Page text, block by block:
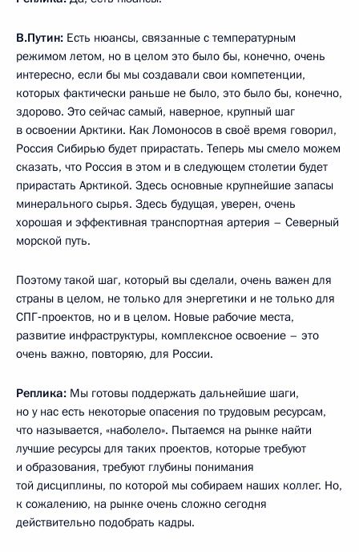
В.Путин: Есть нюансы, связанные с температурным
режимом летом, но в целом это было бы, конечно, очень
интересно, если бы мы создавали свои компетенции,
которых фактически раньше не было, это было бы, конечно,
здорово. Это сейчас самый, наверное, крупный шаг
в освоении Арктики. Как Ломоносов в своё время говорил,
Россия Сибирью будет прирастать. Теперь мы смело можем
сказать, что Россия в этом и в следующем столетии будет
прирастать Арктикой. Здесь основные крупнейшие запасы
минерального сырья. Здесь будущая, уверен, очень
хорошая и эффективная транспортная артерия – Северный
морской путь.
Поэтому такой шаг, который вы сделали, очень важен для
страны в целом, не только для энергетики и не только для
СПГ‑проектов, но и в целом. Новые рабочие места,
развитие инфраструктуры, комплексное освоение – это
очень важно, повторяю, для России.
Реплика: Мы готовы поддержать дальнейшие шаги,
но у нас есть некоторые опасения по трудовым ресурсам,
что называется, «наболело». Пытаемся на рынке найти
лучшие ресурсы для таких проектов, которые требуют
и образования, требуют глубины понимания
той дисциплины, по которой мы собираем наших коллег. Но,
к сожалению, на рынке очень сложно сегодня
действительно подобрать кадры.